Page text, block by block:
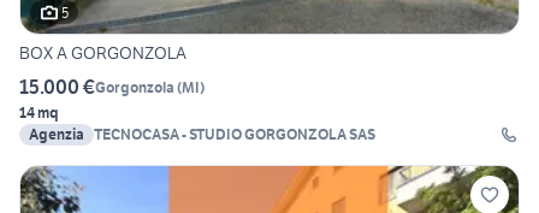
5
BOX A GORGONZOLA
15.000 €Gorgonzola (MI)
14 mq
Agenzia TECNOCASA - STUDIO GORGONZOLA SAS